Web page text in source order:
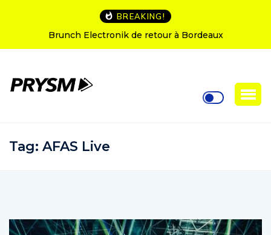
BREAKING!
L’Amnesia Ibiza fête ses 50 ans : le programme des
soirées d’ouverture
Tag: AFAS Live